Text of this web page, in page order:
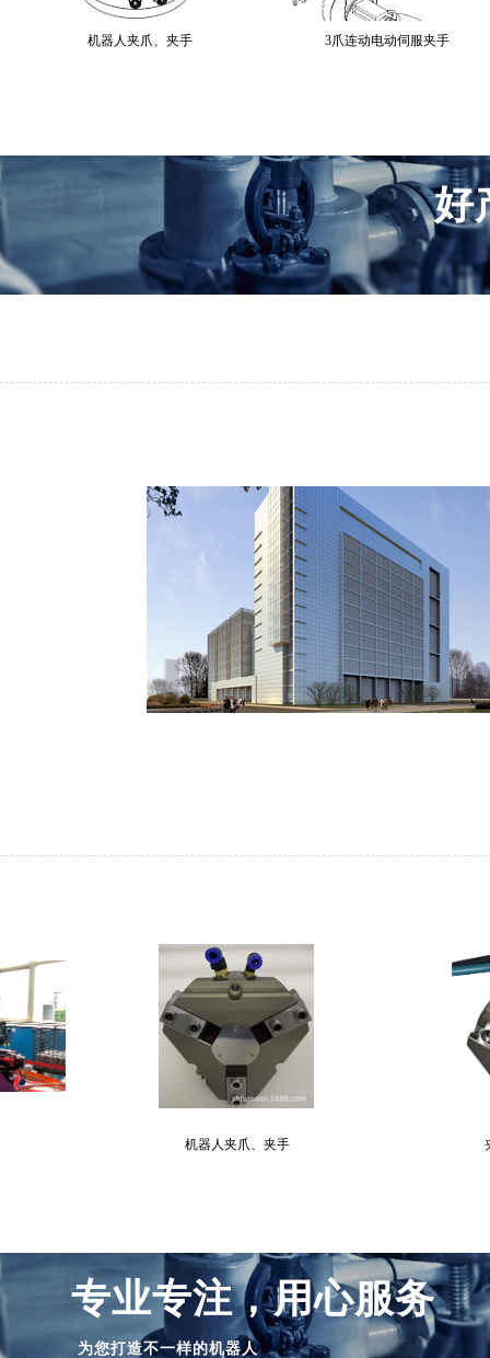
机器人夹爪、夹手 3爪连动电动伺服夹手
好
机器人夹爪、夹手 夹
为您打造不一样的机器人
专业专注，用心服务